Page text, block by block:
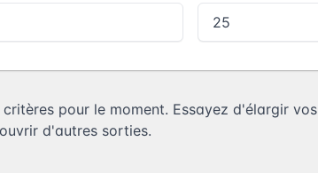
pour le moment. Essayez d'élargir vos
d'autres sorties.